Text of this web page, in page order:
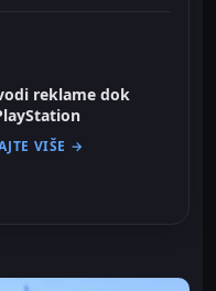
reklame dok
VIŠE →